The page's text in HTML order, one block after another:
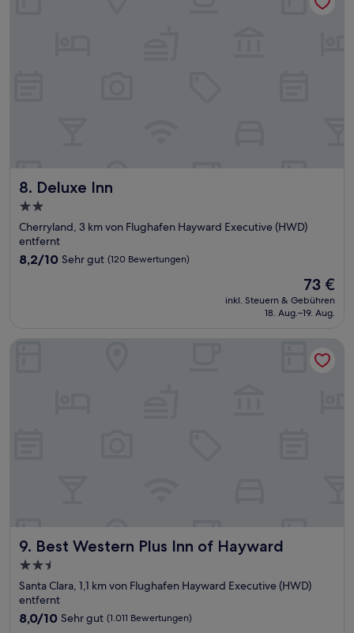
8. Deluxe Inn
Deluxe Inn
2.0-
Sterne-
Unterkunft
Cherryland, 3 km von Flughafen Hayward Executive (HWD)
entfernt
8.2
Bewertungen)
8,2/10 Sehr gut (120 Bewertungen)
Der
Preis
beträgt
73 €
inkl. Steuern & Gebühren
18. Aug.–19. Aug.
9. Best Western Plus Inn of Hayward
Best Western Plus Inn of Hayward
2.5-
Sterne-
Unterkunft
Santa Clara, 1,1 km von Flughafen Hayward Executive (HWD)
entfernt
8.0
8,0/10 Sehr gut (1.011 Bewertungen)